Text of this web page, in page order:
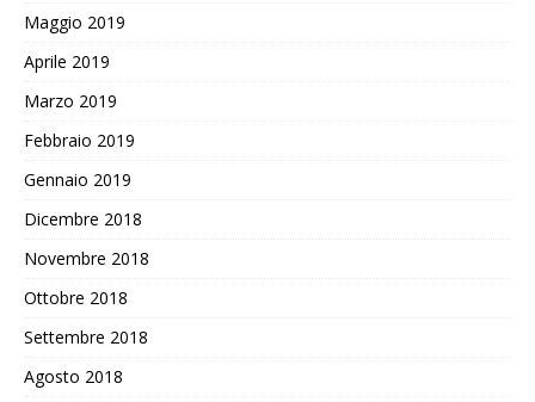
Maggio 2019
Aprile 2019
Marzo 2019
Febbraio 2019
Gennaio 2019
Dicembre 2018
Novembre 2018
Ottobre 2018
Settembre 2018
Agosto 2018